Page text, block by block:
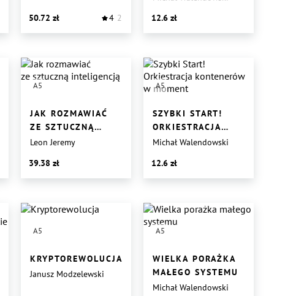
50.72 4 2
12.6
A5
JAK ROZMAWIAĆ
ZE SZTUCZNĄ
INTELIGENCJĄ
Leon Jeremy
39.38
A5
SZYBKI START!
ORKIESTRACJA
KONTENERÓW
Michał Walendowski
12.6
A5
KRYPTOREWOLUCJA
Janusz Modzelewski
A5
WIELKA PORAŻKA
MAŁEGO SYSTEMU
Michał Walendowski